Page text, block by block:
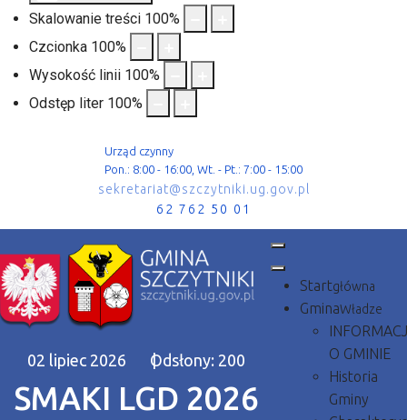
Skalowanie treści 100%
Czcionka 100%
Wysokość linii 100%
Odstęp liter 100%
Urząd czynny
Pon.: 8:00 - 16:00, Wt. - Pt.: 7:00 - 15:00
sekretariat@szczytniki.ug.gov.pl
62 762 50 01
Startgłówna
GminaWładze
O GMINIE
Historia
Gminy
SMAKI LGD 2026
02 lipiec 2026 Odsłony: 200